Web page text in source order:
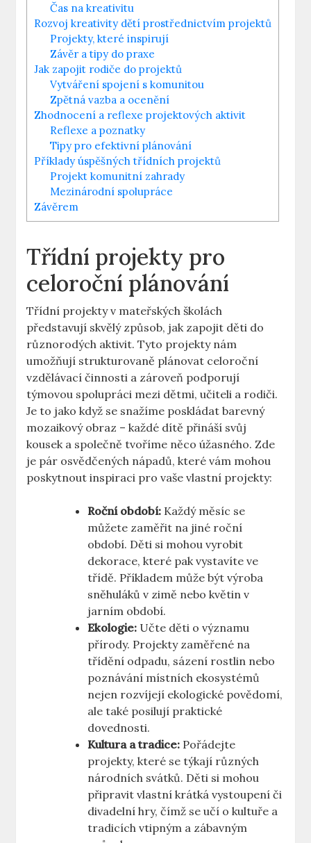
Čas na kreativitu
Rozvoj kreativity dětí prostřednictvím projektů
Projekty, které inspirují
Závěr a tipy do praxe
Jak zapojit rodiče do projektů
Vytváření spojení s komunitou
Zpětná vazba a ocenění
Zhodnocení a reflexe projektových aktivit
Reflexe a poznatky
Tipy pro efektivní plánování
Příklady úspěšných třídních projektů
Projekt komunitní zahrady
Mezinárodní spolupráce
Závěrem
Třídní projekty pro
celoroční plánování
Třídní projekty v mateřských školách
představují skvělý způsob, jak zapojit děti do
různorodých aktivit. Tyto projekty nám
umožňují strukturovaně plánovat celoroční
vzdělávací činnosti a zároveň podporují
týmovou spolupráci mezi dětmi, učiteli a rodiči.
Je to jako když se snažíme poskládat barevný
mozaikový obraz – každé dítě přináší svůj
kousek a společně tvoříme něco úžasného. Zde
je pár osvědčených nápadů, které vám mohou
poskytnout inspiraci pro vaše vlastní projekty:
Roční období: Každý měsíc se
můžete zaměřit na jiné roční
období. Děti si mohou vyrobit
dekorace, které pak vystavíte ve
třídě. Příkladem může být výroba
sněhuláků v zimě nebo květin v
jarním období.
Ekologie: Učte děti o významu
přírody. Projekty zaměřené na
třídění odpadu, sázení rostlin nebo
poznávání místních ekosystémů
nejen rozvíjejí ekologické povědomí,
ale také posilují praktické
dovednosti.
Kultura a tradice: Pořádejte
projekty, které se týkají různých
národních svátků. Děti si mohou
připravit vlastní krátká vystoupení či
divadelní hry, čímž se učí o kultuře a
tradicích vtipným a zábavným